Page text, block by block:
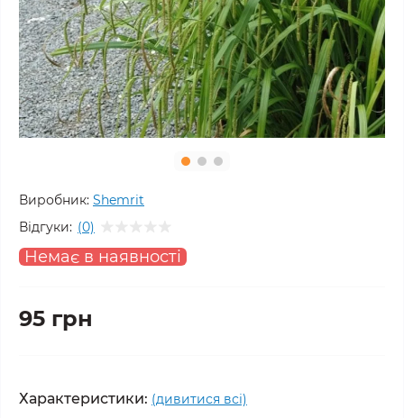
Виробник: Shemrit
Відгуки: (0)
Немає в наявності
95 грн
Характеристики: (дивитися всі)